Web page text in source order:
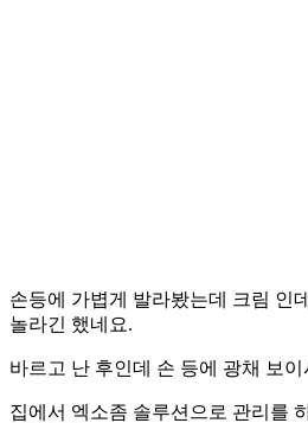
손등에 가볍게 발라봤는데 크림 인
놀라긴 했네요.
바르고 난 후인데 손 등에 광채 보이
집에서 엑소좀 솔루션으로 관리를